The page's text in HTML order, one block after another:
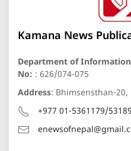
Kamana News
Department of
No: : 626/074-075
Address: Bhimsensthan-
+977 01-5361179/